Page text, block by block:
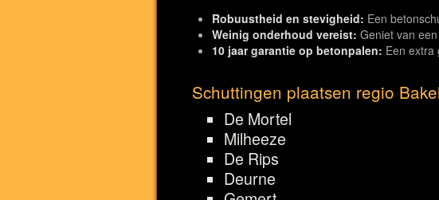
Robuustheid en stevigheid: Een
Weinig onderhoud vereist: Geniet van
10 jaar garantie op betonpalen: Een extra
Schuttingen plaatsen regio
De Mortel
Milheeze
De Rips
Deurne